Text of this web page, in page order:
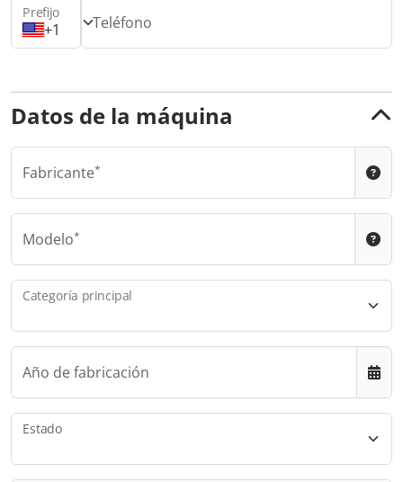
Prefijo
+1 Teléfono
Datos de la máquina
Fabricante
Modelo
Categoría principal
Año de fabricación
Estado